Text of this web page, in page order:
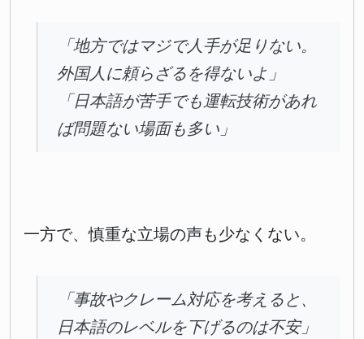
「地方ではマジで人手が足りない。
外国人に頼らざるを得ないよ」
「日本語が苦手でも運転技術があれ
ば問題ない場面も多い」
一方で、慎重な立場の声も少なくない。
「事故やクレーム対応を考えると、
日本語のレベルを下げるのは不安」